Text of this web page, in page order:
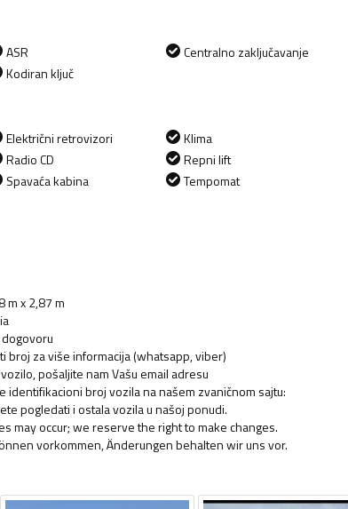
ASR
Kodiran ključ
Centralno zaključavanje
Električni retrovizori
Radio CD
Spavaća kabina
Klima
Repni lift
Tempomat
m x 2,87 m
broj za više informacija (whatsapp, viber)
pošaljite nam Vašu email adresu
identifikacioni broj vozila na našem zvaničnom sajtu:
pogledati i ostala vozila u našoj ponudi.
may occur; we reserve the right to make changes.
vorkommen, Änderungen behalten wir uns vor.